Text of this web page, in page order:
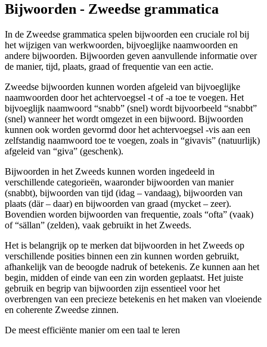
Bijwoorden - Zweedse grammatica
In de Zweedse grammatica spelen bijwoorden een cruciale rol bij
het wijzigen van werkwoorden, bijvoeglijke naamwoorden en
andere bijwoorden. Bijwoorden geven aanvullende informatie over
de manier, tijd, plaats, graad of frequentie van een actie.
Zweedse bijwoorden kunnen worden afgeleid van bijvoeglijke
naamwoorden door het achtervoegsel -t of -a toe te voegen. Het
bijvoeglijk naamwoord “snabb” (snel) wordt bijvoorbeeld “snabbt”
(snel) wanneer het wordt omgezet in een bijwoord. Bijwoorden
kunnen ook worden gevormd door het achtervoegsel -vis aan een
zelfstandig naamwoord toe te voegen, zoals in “givavis” (natuurlijk)
afgeleid van “giva” (geschenk).
Bijwoorden in het Zweeds kunnen worden ingedeeld in
verschillende categorieën, waaronder bijwoorden van manier
(snabbt), bijwoorden van tijd (idag – vandaag), bijwoorden van
plaats (där – daar) en bijwoorden van graad (mycket – zeer).
Bovendien worden bijwoorden van frequentie, zoals “ofta” (vaak)
of “sällan” (zelden), vaak gebruikt in het Zweeds.
Het is belangrijk op te merken dat bijwoorden in het Zweeds op
verschillende posities binnen een zin kunnen worden gebruikt,
afhankelijk van de beoogde nadruk of betekenis. Ze kunnen aan het
begin, midden of einde van een zin worden geplaatst. Het juiste
gebruik en begrip van bijwoorden zijn essentieel voor het
overbrengen van een precieze betekenis en het maken van vloeiende
en coherente Zweedse zinnen.
De meest efficiënte manier om een taal te leren